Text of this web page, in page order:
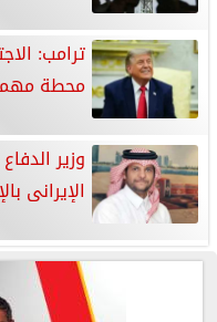
ترامب:
محطة
وزير
الإيرانى